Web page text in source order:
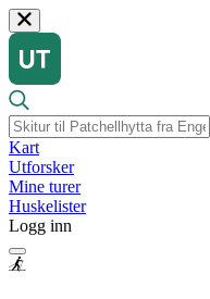
Kart
Utforsker
Mine turer
Huskelister
Logg inn